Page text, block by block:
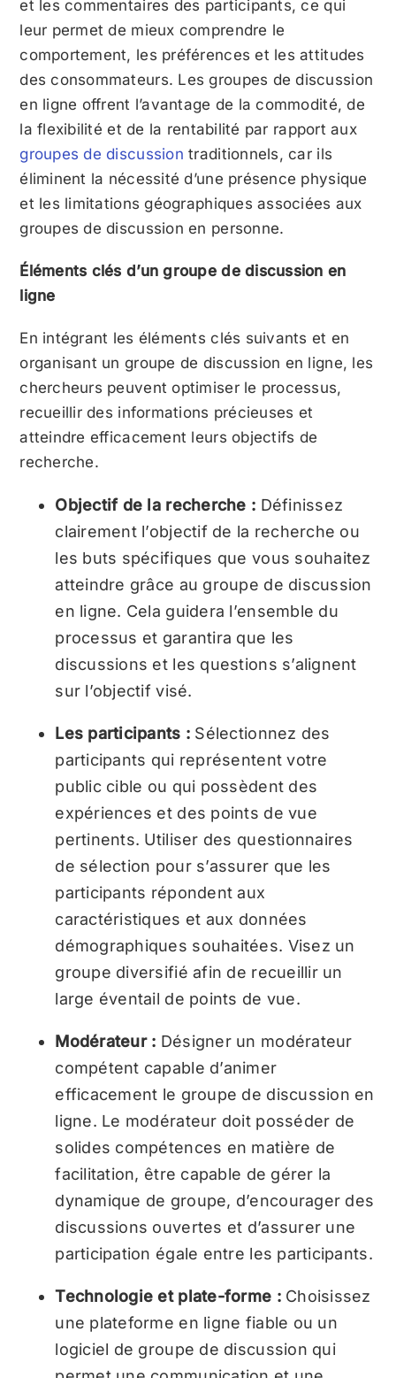
et les commentaires des participants, ce qui
leur permet de mieux comprendre le
comportement, les préférences et les attitudes
des consommateurs. Les groupes de discussion
en ligne offrent l’avantage de la commodité, de
la flexibilité et de la rentabilité par rapport aux
groupes de discussion traditionnels, car ils
éliminent la nécessité d’une présence physique
et les limitations géographiques associées aux
groupes de discussion en personne.
Éléments clés d’un groupe de discussion en
ligne
En intégrant les éléments clés suivants et en
organisant un groupe de discussion en ligne, les
chercheurs peuvent optimiser le processus,
recueillir des informations précieuses et
atteindre efficacement leurs objectifs de
recherche.
Objectif de la recherche : Définissez
clairement l’objectif de la recherche ou
les buts spécifiques que vous souhaitez
atteindre grâce au groupe de discussion
en ligne. Cela guidera l’ensemble du
processus et garantira que les
discussions et les questions s’alignent
sur l’objectif visé.
Les participants : Sélectionnez des
participants qui représentent votre
public cible ou qui possèdent des
expériences et des points de vue
pertinents. Utiliser des questionnaires
de sélection pour s’assurer que les
participants répondent aux
caractéristiques et aux données
démographiques souhaitées. Visez un
groupe diversifié afin de recueillir un
large éventail de points de vue.
Modérateur : Désigner un modérateur
compétent capable d’animer
efficacement le groupe de discussion en
ligne. Le modérateur doit posséder de
solides compétences en matière de
facilitation, être capable de gérer la
dynamique de groupe, d’encourager des
discussions ouvertes et d’assurer une
participation égale entre les participants.
Technologie et plate-forme :Choisissez
une plateforme en ligne fiable ou un
logiciel de groupe de discussion qui